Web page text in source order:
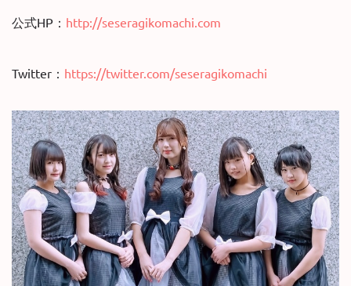
公式HP： http://seseragikomachi.com
Twitter： https://twitter.com/seseragikomachi